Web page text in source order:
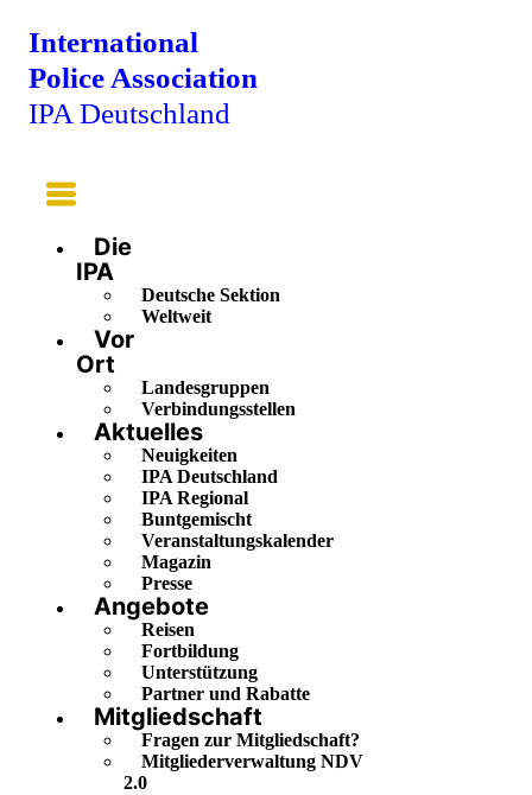
International
Police Association
IPA Deutschland
Main
Menu
Die
IPA
Deutsche Sektion
Weltweit
Vor
Ort
Landesgruppen
Verbindungsstellen
Aktuelles
Neuigkeiten
IPA Deutschland
IPA Regional
Buntgemischt
Veranstaltungskalender
Magazin
Presse
Angebote
Reisen
Fortbildung
Unterstützung
Partner und Rabatte
Mitgliedschaft
Fragen zur Mitgliedschaft?
Mitgliederverwaltung NDV
2.0